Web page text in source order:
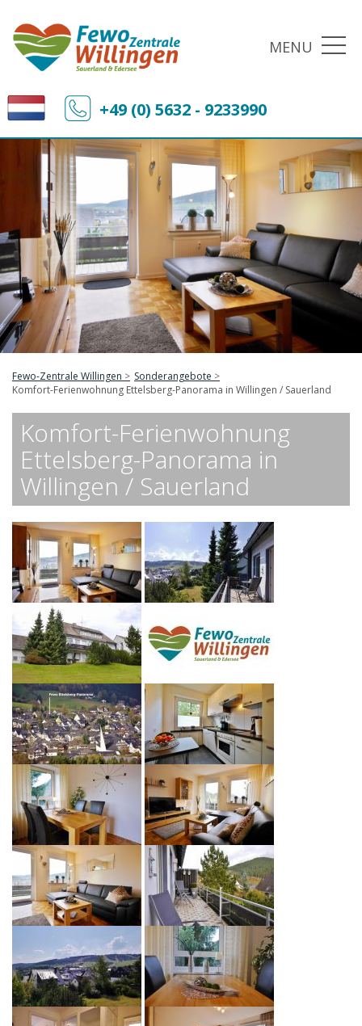
MENU
+49 (0) 5632 - 9233990
Fewo-Zentrale Willingen
Sonderangebote
Komfort-Ferienwohnung Ettelsberg-Panorama in Willingen / Sauerland
Komfort-Ferienwohnung
Ettelsberg-Panorama in
Willingen / Sauerland